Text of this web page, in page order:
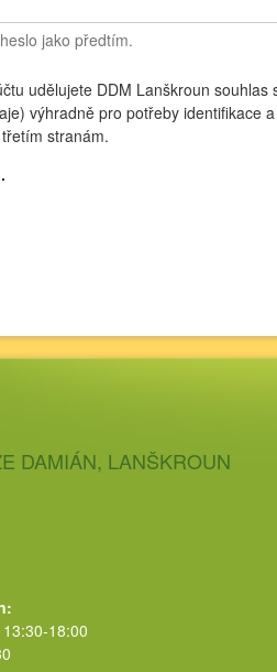
jako předtím.
udělujete DDM Lanškroun
výhradně pro potřeby identifikace
stranám.
DAMIÁN, LANŠKROUN
18:00